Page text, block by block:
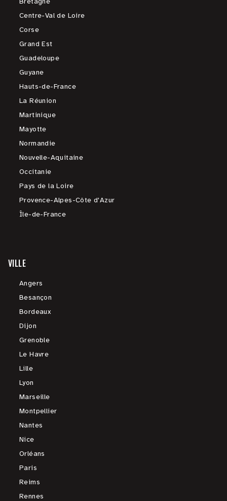
Centre-Val de Loire
Corse
Grand Est
Guadeloupe
Guyane
Hauts-de-France
La Réunion
Martinique
Mayotte
Normandie
Nouvelle-Aquitaine
Occitanie
Pays de la Loire
Provence-Alpes-Côte d'Azur
Île-de-France
VILLE
Angers
Besançon
Bordeaux
Dijon
Grenoble
Le Havre
Lille
Lyon
Marseille
Montpellier
Nantes
Nice
Orléans
Paris
Reims
Rennes